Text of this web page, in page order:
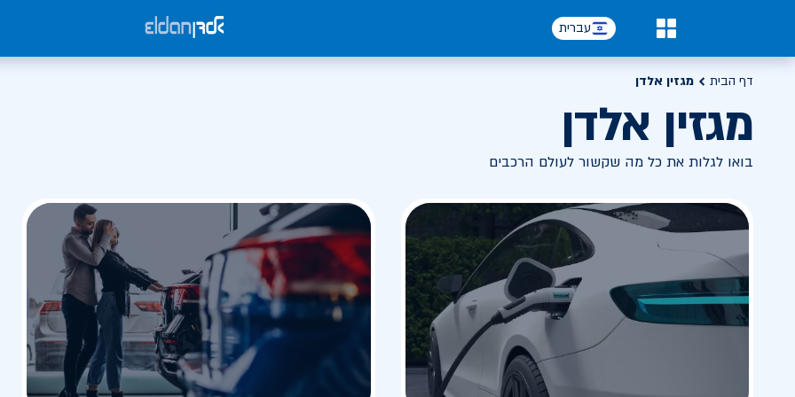
עברית
דף הבית מגזין אלדן
מגזין אלדן
בואו לגלות את כל מה שקשור לעולם הרכבים